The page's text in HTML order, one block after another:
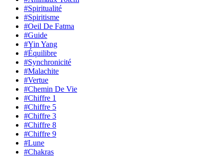
#Spiritualité
#Spiritisme
#Oeil De Fatma
#Guide
#Yin Yang
#Équilibre
#Synchronicité
#Malachite
#Vertue
#Chemin De Vie
#Chiffre 1
#Chiffre 5
#Chiffre 3
#Chiffre 8
#Chiffre 9
#Lune
#Chakras